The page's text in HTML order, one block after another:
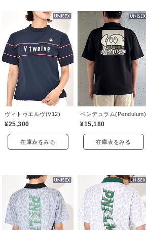
ヴィトゥエルヴ(V12)
¥25,300
在庫表をみる
ペンデュラム(Pendulum)
¥15,180
在庫表をみる